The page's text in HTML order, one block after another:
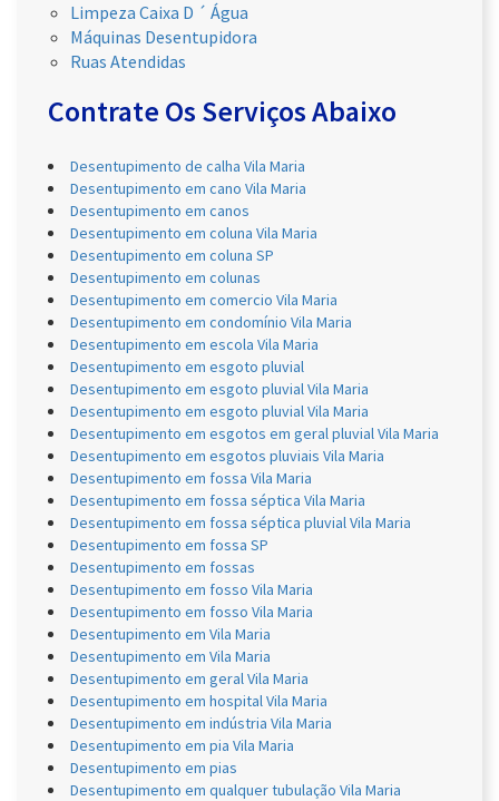
Limpeza Caixa D ´ Água
Máquinas Desentupidora
Ruas Atendidas
Contrate Os Serviços Abaixo
Desentupimento de calha Vila Maria
Desentupimento em cano Vila Maria
Desentupimento em canos
Desentupimento em coluna Vila Maria
Desentupimento em coluna SP
Desentupimento em colunas
Desentupimento em comercio Vila Maria
Desentupimento em condomínio Vila Maria
Desentupimento em escola Vila Maria
Desentupimento em esgoto pluvial
Desentupimento em esgoto pluvial Vila Maria
Desentupimento em esgoto pluvial Vila Maria
Desentupimento em esgotos em geral pluvial Vila Maria
Desentupimento em esgotos pluviais Vila Maria
Desentupimento em fossa Vila Maria
Desentupimento em fossa séptica Vila Maria
Desentupimento em fossa séptica pluvial Vila Maria
Desentupimento em fossa SP
Desentupimento em fossas
Desentupimento em fosso Vila Maria
Desentupimento em fosso Vila Maria
Desentupimento em Vila Maria
Desentupimento em Vila Maria
Desentupimento em geral Vila Maria
Desentupimento em hospital Vila Maria
Desentupimento em indústria Vila Maria
Desentupimento em pia Vila Maria
Desentupimento em pias
Desentupimento em qualquer tubulação Vila Maria